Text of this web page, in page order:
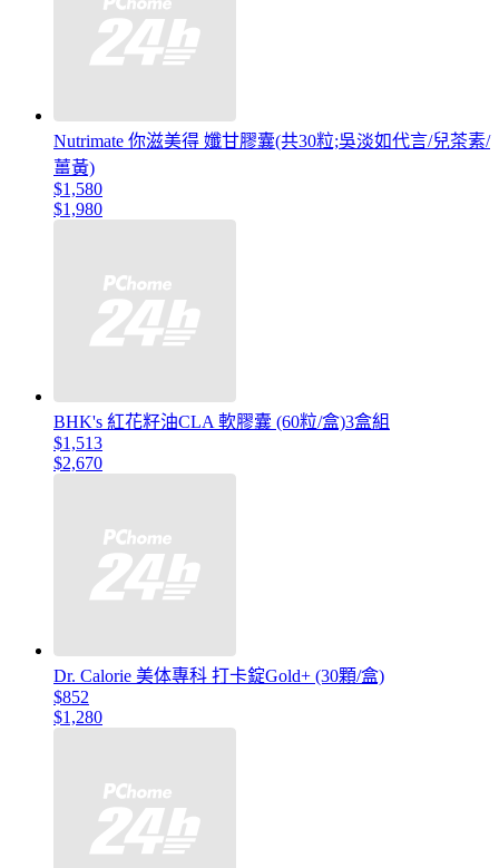
Nutrimate 你滋美得 孅甘膠囊(共30粒;吳淡如代言/兒茶素/
薑黃)
$1,580
$1,980
BHK's 紅花籽油CLA 軟膠囊 (60粒/盒)3盒組
$1,513
$2,670
Dr. Calorie 美体專科 打卡錠Gold+ (30顆/盒)
$852
$1,280